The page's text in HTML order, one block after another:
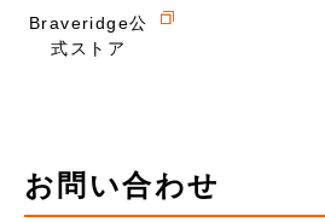
Braveridge公
式ストア
お問い合わせ